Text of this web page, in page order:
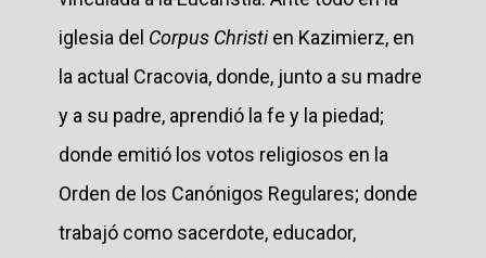
iglesia del Corpus Christien Kazimierz, en
la actual Cracovia, donde, junto a su madre
y a su padre, aprendió la fe y la piedad;
donde emitió los votos religiosos en la
Orden de los Canónigos Regulares; donde
trabajó como sacerdote, educador,